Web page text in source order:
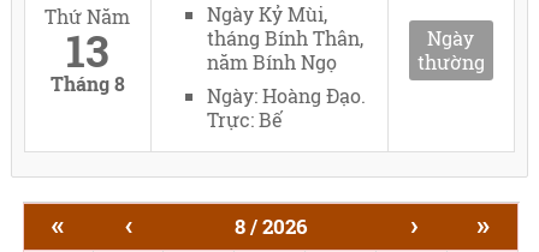
Thứ Năm
13
Tháng 8
Ngày Kỷ Mùi,
tháng Bính Thân,
năm Bính Ngọ
Ngày: Hoàng Đạo.
Trực: Bế
Ngày
thường
« ‹ 8 / 2026 › »